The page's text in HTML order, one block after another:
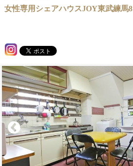
女性専用シェアハウスJOY東武練馬8